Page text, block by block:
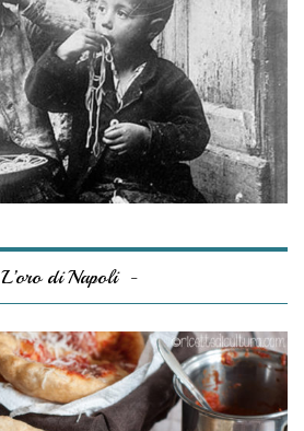
L’oro di Napoli